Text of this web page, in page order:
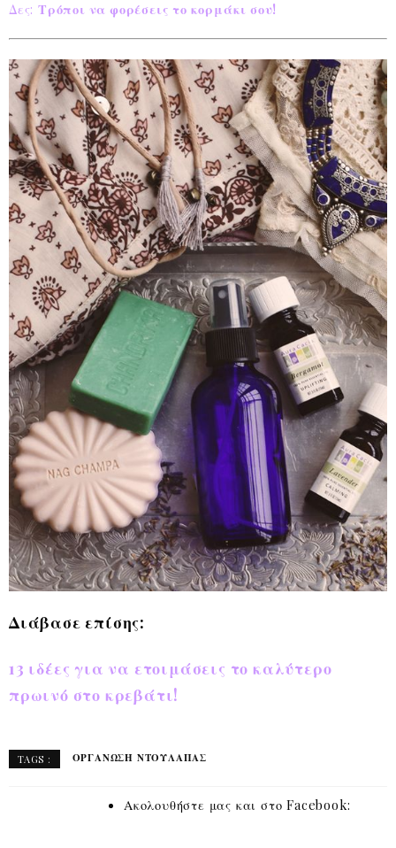
Δες: Τρόποι να φορέσεις το κορμάκι σου!
Διάβασε επίσης:
13 ιδέες για να ετοιμάσεις το καλύτερο
πρωινό στο κρεβάτι!
TAGS : ΟΡΓΑΝΩΣΗ ΝΤΟΥΛΑΠΑΣ
Ακολουθήστε μας και στο Facebook: